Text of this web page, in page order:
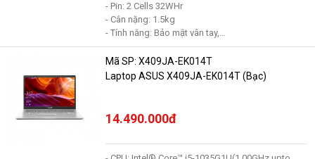
- Pin: 2 Cells 32WHr
- Cân nặng: 1.5kg
- Tính năng: Bảo mật vân tay,…
Mã SP: X409JA-EK014T
Laptop ASUS X409JA-EK014T (Bạc)
14.490.000đ